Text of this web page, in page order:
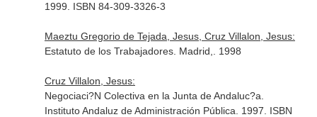
1999. ISBN 84-309-3326-3
Maeztu Gregorio de Tejada, Jesus, Cruz Villalon, Jesus:
Estatuto de los Trabajadores. Madrid,. 1998
Cruz Villalon, Jesus:
Negociaci?N Colectiva en la Junta de Andaluc?a.
Instituto Andaluz de Administración Pública. 1997. ISBN